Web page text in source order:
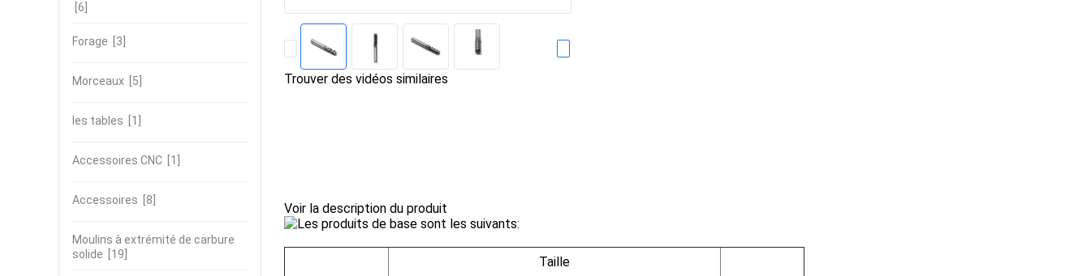
[6]
Forage [3]
Morceaux [5]
les tables [1]
Accessoires CNC [1]
Accessoires [8]
Moulins à extrémité de carbure
solide [19]
Trouver des vidéos similaires
Voir la description du produit
Taille